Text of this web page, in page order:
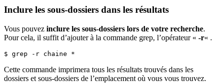
Inclure les sous-dossiers dans les résultats
Vous pouvez inclure les sous-dossiers lors de votre recherche.
Pour cela, il suffit d’ajouter à la commande grep, l’opérateur « -r« .
$ grep -r chaine *
Cette commande imprimera tous les résultats trouvés dans les
dossiers et sous-dossiers de l’emplacement où vous vous trouvez.